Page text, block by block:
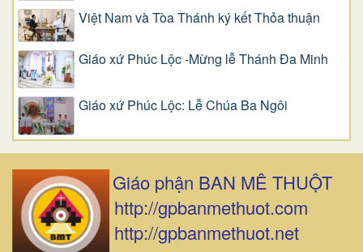
Việt Nam và Tòa Thánh ký kết Thỏa thuận
Giáo xứ Phúc Lộc -Mừng lễ Thánh Đa Minh
Giáo xứ Phúc Lộc: Lễ Chúa Ba Ngôi
Giáo phận BAN MÊ THUỘT
http://gpbanmethuot.com
http://gpbanmethuot.net